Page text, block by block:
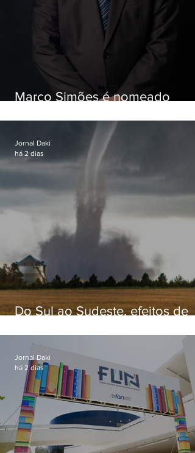
Marco Simões é nomeado
Do Sul ao Sudeste, efeitos de
apreensão na população
Jornal Daki
há 2 dias
Jornal Daki
há 2 dias